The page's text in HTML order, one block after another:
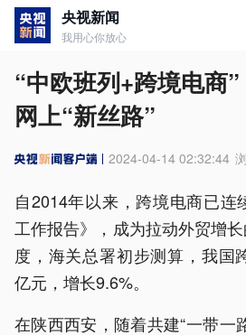
央视新闻
我用心你放心
“中欧班列+跨境电商
网上“新丝路”
2024-04-14 02:32:44
自2014年以来，跨境电商已连
工作报告》，成为拉动外贸增
度，海关总署初步测算，我国
亿元，增长9.6%。
在陕西西安，随着共建“一带一